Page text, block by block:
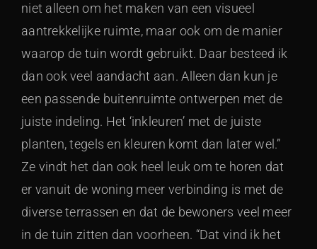
niet alleen om het maken van een visueel
aantrekkelijke ruimte, maar ook om de manier
waarop de tuin wordt gebruikt. Daar besteed ik
dan ook veel aandacht aan. Alleen dan kun je
een passende buitenruimte ontwerpen met de
juiste indeling. Het ‘inkleuren’ met de juiste
planten, tegels en kleuren komt dan later wel.”
Ze vindt het dan ook heel leuk om te horen dat
er vanuit de woning meer verbinding is met de
diverse terrassen en dat de bewoners veel meer
in de tuin zitten dan voorheen. “Dat vind ik het